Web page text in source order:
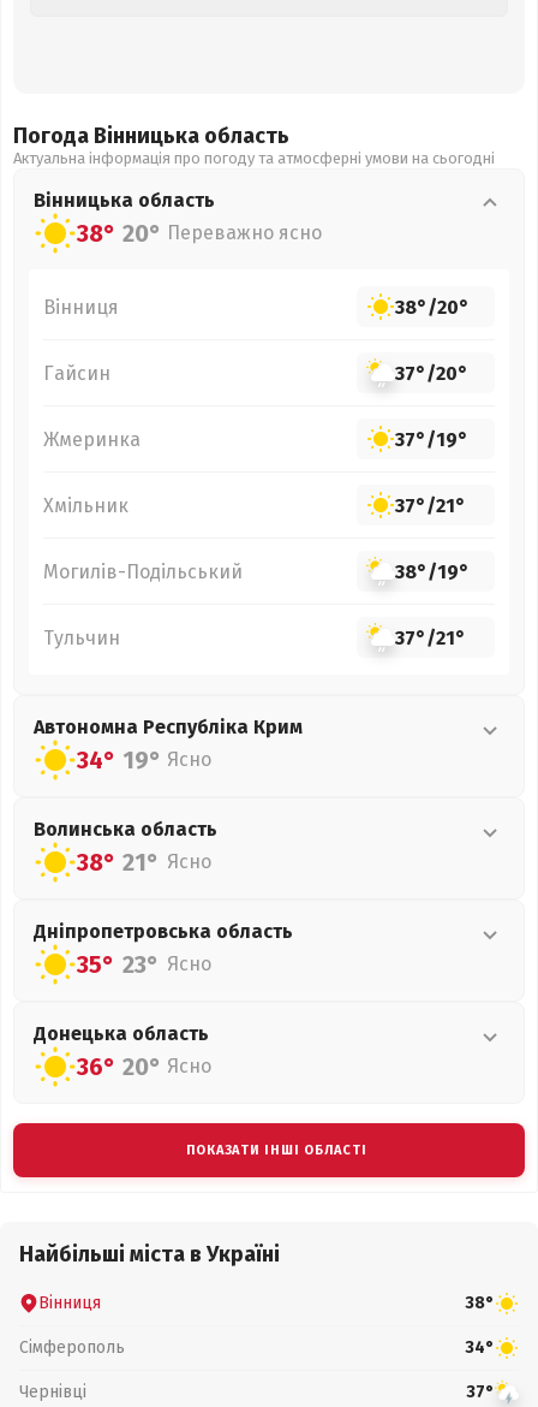
Погода Вінницька область
Актуальна інформація про погоду та атмосферні умови на сьогодні
Вінницька область
38° 20° Переважно ясно
Вінниця 38°/20°
Гайсин 37°/20°
Жмеринка 37°/19°
Хмільник 37°/21°
Могилів-Подільський 38°/19°
Тульчин 37°/21°
Автономна Республіка Крим
34° 19° Ясно
Волинська область
38° 21° Ясно
Дніпропетровська область
35° 23° Ясно
Донецька область
36° 20° Ясно
ПОКАЗАТИ ІНШІ ОБЛАСТІ
Найбільші міста в Україні
Вінниця 38°
Сімферополь 34°
Чернівці 37°